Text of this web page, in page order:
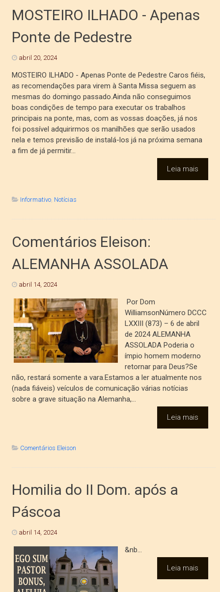
MOSTEIRO ILHADO - Apenas
Ponte de Pedestre
abril 20, 2024
MOSTEIRO ILHADO - Apenas Ponte de Pedestre Caros fiéis,
as recomendações para virem à Santa Missa seguem as
mesmas do domingo passado.Ainda não conseguimos
boas condições de tempo para executar os trabalhos
principais na ponte, mas, com as vossas doações, já nos
foi possível adquirirmos os manilhões que serão usados
nela e temos previsão de instalá-los já na próxima semana
a fim de já permitir...
Leia mais
Informativo, Notícias
Comentários Eleison:
ALEMANHA ASSOLADA
abril 14, 2024
Por Dom
WilliamsonNúmero DCCC
LXXIII (873) – 6 de abril
de 2024 ALEMANHA
ASSOLADA Poderia o
ímpio homem moderno
retornar para Deus?Se
não, restará somente a vara.Estamos a ler atualmente nos
(nada fiáveis) veículos de comunicação várias notícias
sobre a grave situação na Alemanha,...
Leia mais
Comentários Eleison
Homilia do II Dom. após a
Páscoa
abril 14, 2024
&nb...
Leia mais